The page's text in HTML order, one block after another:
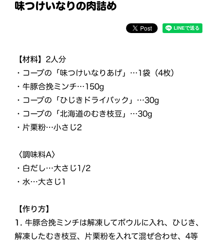
味つけいなりの肉詰め
【材料】 2人分
・コープの「味つけいなりあげ」…1袋（4枚）
・牛豚合挽ミンチ…150g
・コープの「ひじきドライパック」…30g
・コープの「北海道のむき枝豆」…30g
・片栗粉…小さじ2
〈調味料A〉
・白だし…大さじ1/2
・水…大さじ1
【作り方】
1. 牛豚合挽ミンチは解凍してボウルに入れ、ひじき、
解凍したむき枝豆、片栗粉を入れて混ぜ合わせ、4等